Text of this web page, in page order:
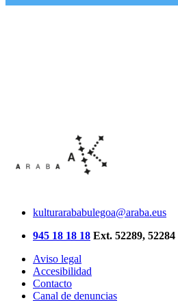
kulturarababulegoa@araba.eus
945 18 18 18 Ext. 52289, 52284
Aviso legal
Accesibilidad
Contacto
Canal de denuncias